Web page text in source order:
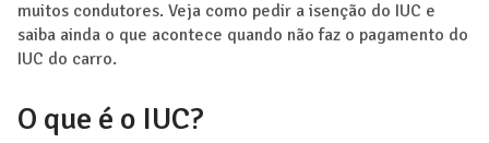
muitos condutores. Veja como pedir a isenção do IUC e
saiba ainda o que acontece quando não faz o pagamento do
IUC do carro.
O que é o IUC?